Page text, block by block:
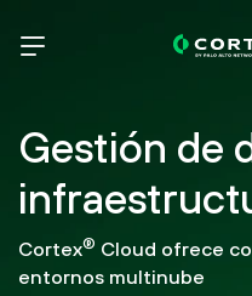
Gestión de
Cortex® Cloud ofrece
entornos multinube